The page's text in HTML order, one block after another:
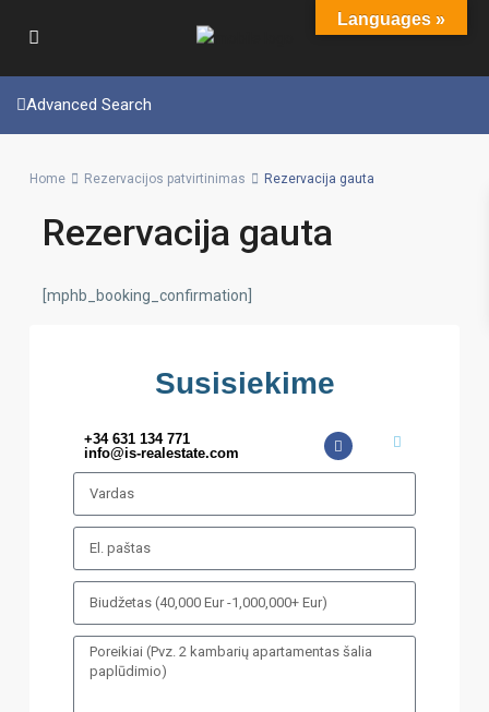
Advanced Search
Home Rezervacijos patvirtinimas Rezervacija gauta
Rezervacija gauta
[mphb_booking_confirmation]
Susisiekime
+34 631 134 771
info@is-realestate.com
Languages »